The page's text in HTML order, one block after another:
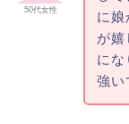
50代女性
に娘
が嬉
にな
強い